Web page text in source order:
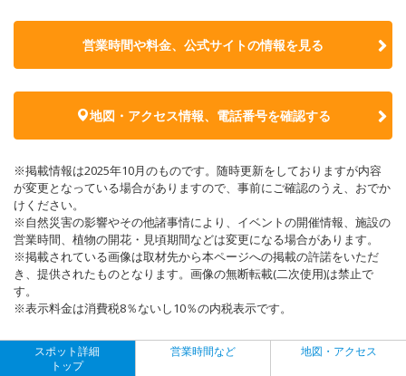
営業時間や料金、公式サイトの情報を見る
地図・アクセス情報、電話番号を確認する
※掲載情報は2025年10月のものです。随時更新をしておりますが内容
が変更となっている場合がありますので、事前にご確認のうえ、おでか
けください。
※自然災害の影響やその他諸事情により、イベントの開催情報、施設の
営業時間、植物の開花・見頃期間などは変更になる場合があります。
※掲載されている画像は取材先から本ページへの掲載の許諾をいただ
き、提供されたものとなります。画像の無断転載(二次使用)は禁止で
す。
※表示料金は消費税8％ないし10％の内税表示です。
スポット詳細
トップ
営業時間など 地図・アクセス